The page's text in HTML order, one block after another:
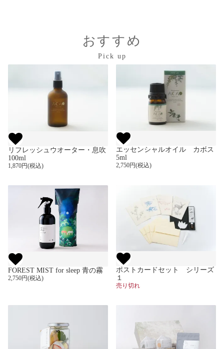
おすすめ
Pick up
リフレッシュウオーター・息吹
100ml
1,870円(税込)
エッセンシャルオイル カボス
5ml
2,750円(税込)
FOREST MIST for sleep 青の霧
2,750円(税込)
ポストカードセット シリーズ
１
売り切れ